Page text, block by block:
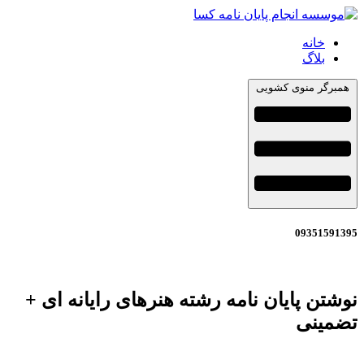
خانه
بلاگ
همبرگر منوی کشویی
09351591395
نوشتن پایان نامه رشته هنرهای رایانه ای +
تضمینی